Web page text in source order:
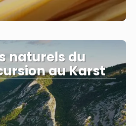
naturels du
au Karst